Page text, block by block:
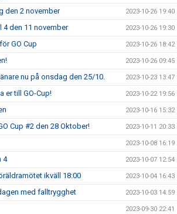
den 2 november 2023-10-26 19:40
4 den 11 november 2023-10-26 19:30
GO Cup 2023-10-26 18:42
2023-10-26 09:45
nu på onsdag den 25/10. 2023-10-23 13:47
er till GO-Cup! 2023-10-22 19:56
2023-10-16 15:32
Cup #2 den 28 Oktober! 2023-10-11 20:33
2023-10-08 16:19
4 2023-10-07 12:54
ikväll 18:00 2023-10-04 16:43
med falltrygghet 2023-10-03 14:59
2023-09-30 22:41